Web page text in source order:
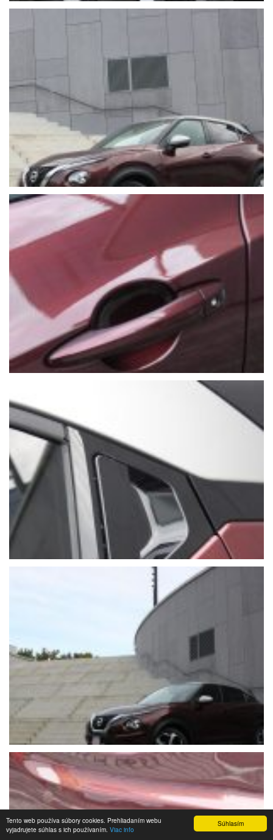
Súhlasím
Tento web používa súbory cookies. Prehliadaním webu
vyjadrujete súhlas s ich používaním. Viac info